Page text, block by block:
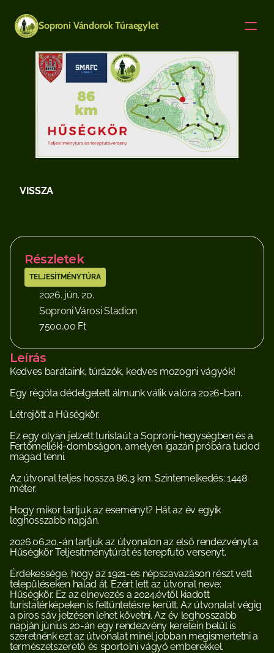
Soproni Vándorok Túraegylet
VISSZA
HŰSÉGKÖR
Részletek
TELJESÍTMÉNYTÚRA
2026. jún. 20.
Soproni Városi Stadion
7500,00 Ft
Leírás
Kedves barátaink, túrázók, kedves mozogni vágyók!
Egy régóta dédelgetett álmunk válik valóra 2026-ban.
Létrejött a Hűségkör.
Ez egy olyan jelzett turistaút a Soproni-hegységben és a
Fertőmelléki-dombságon, amelyen igazán próbára tudod
magad tenni.
Az útvonal teljes hossza 86,3 km. Szintemelkedés: 1448
méter.
Hogy mikor tartjuk az eseményt? Hát az év egyik
leghosszabb napján.
2026.06.20.-án tartjuk az útvonalon az első rendezvényt a
Hűségkör Teljesítménytúrát és terepfutó versenyt.
Érdekessége, hogy az 1921-es népszavazáson részt vett
településeken halad át. Ezért lett az útvonal neve:
Hűségkör. Ez az elnevezés a 2024.évtől kiadott
turistatérképeken is feltüntetésre került. Az útvonalat végig
a piros sáv jelzésen lehet követni. Az év leghosszabb
napján június 20-án egy rendezvény keretein belül is
szeretnénk ezt az útvonalat minél jobban megismertetni a
természetszerető és sportolni vágyó emberekkel.